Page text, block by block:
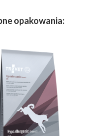
opakowania: